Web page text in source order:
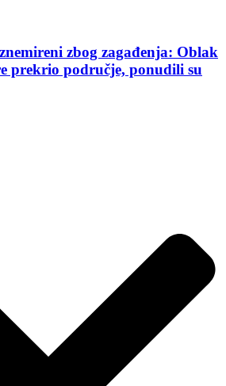
zbog zagađenja: Oblak
prekrio područje, ponudili su